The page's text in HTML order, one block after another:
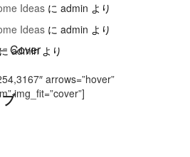
Cover
arrows=”hover”
img_fit=”cover”]
Ideasに admin より
Ideasに admin より
adminより